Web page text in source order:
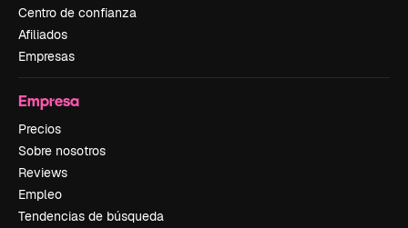
Centro de confianza
Afiliados
Empresas
Empresa
Precios
Sobre nosotros
Reviews
Empleo
Tendencias de búsqueda